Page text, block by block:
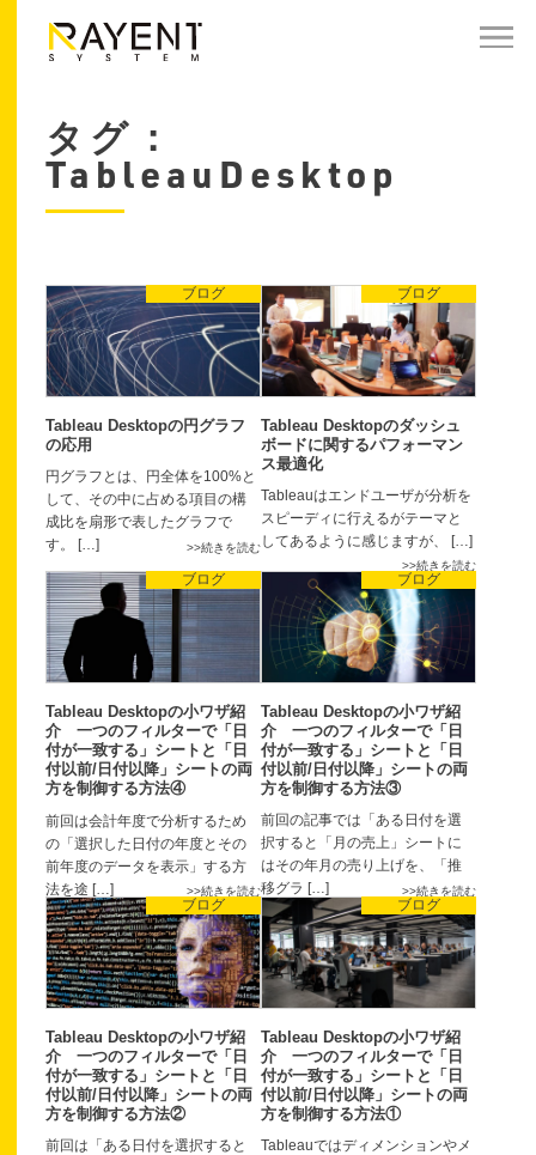
タグ：
TableauDesktop
ブログ
Tableau Desktopの円グラフ
の応用
円グラフとは、円全体を100%と
して、その中に占める項目の構
成比を扇形で表したグラフで
す。 […]
続きを読む
ブログ
Tableau Desktopのダッシュ
ボードに関するパフォーマン
ス最適化
Tableauはエンドユーザが分析を
スピーディに行えるがテーマと
してあるように感じますが、 […]
続きを読む
ブログ
Tableau Desktopの小ワザ紹
介 一つのフィルターで「日
付が一致する」シートと「日
付以前/日付以降」シートの両
方を制御する方法④
前回は会計年度で分析するため
の「選択した日付の年度とその
前年度のデータを表示」する方
法を途 […]
続きを読む
ブログ
Tableau Desktopの小ワザ紹
介 一つのフィルターで「日
付が一致する」シートと「日
付以前/日付以降」シートの両
方を制御する方法③
前回の記事では「ある日付を選
択すると「月の売上」シートに
はその年月の売り上げを、「推
移グラ […]
続きを読む
ブログ
Tableau Desktopの小ワザ紹
介 一つのフィルターで「日
付が一致する」シートと「日
付以前/日付以降」シートの両
方を制御する方法②
前回は「ある日付を選択すると
ブログ
Tableau Desktopの小ワザ紹
介 一つのフィルターで「日
付が一致する」シートと「日
付以前/日付以降」シートの両
方を制御する方法①
Tableauではディメンションやメ